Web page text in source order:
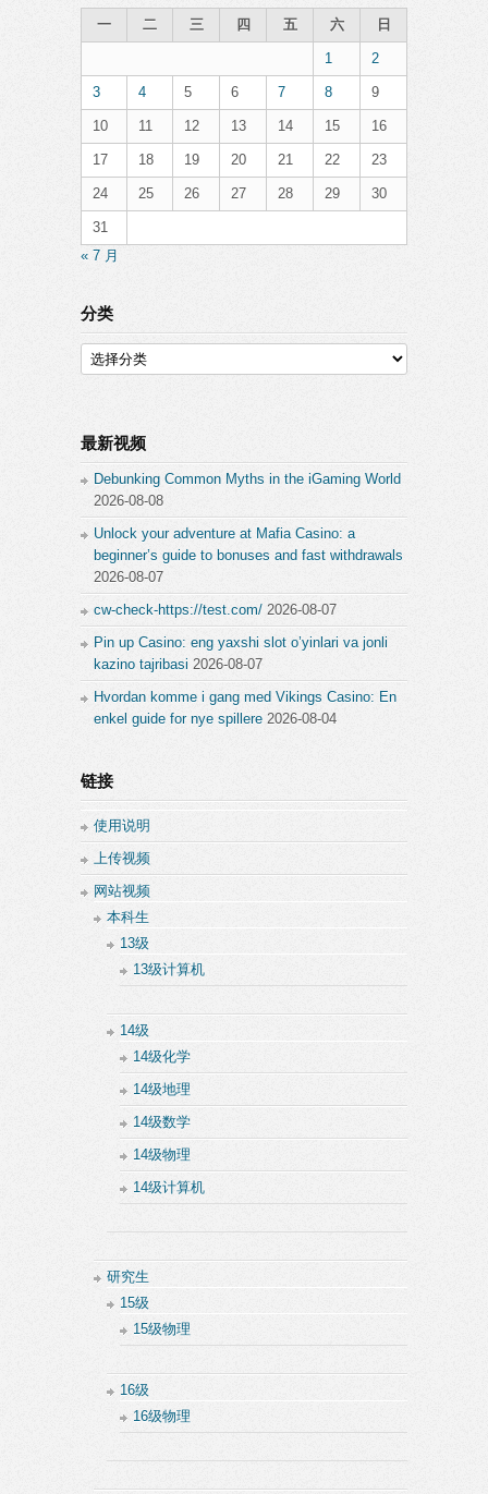
一 二 三 四 五 六 日
1 2
3 4 5 6 7 8 9
10 11 12 13 14 15 16
17 18 19 20 21 22 23
24 25 26 27 28 29 30
31
« 7 月
分类
分
类
最新视频
Debunking Common Myths in the iGaming World
2026-08-08
Unlock your adventure at Mafia Casino: a
beginner’s guide to bonuses and fast withdrawals
2026-08-07
cw-check-https://test.com/ 2026-08-07
Pin up Casino: eng yaxshi slot o’yinlari va jonli
kazino tajribasi 2026-08-07
Hvordan komme i gang med Vikings Casino: En
enkel guide for nye spillere 2026-08-04
链接
使用说明
上传视频
网站视频
本科生
13级
13级计算机
14级
14级化学
14级地理
14级数学
14级物理
14级计算机
研究生
15级
15级物理
16级
16级物理